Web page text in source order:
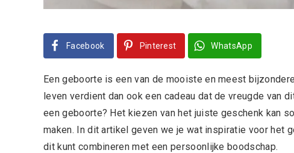
Facebook Pinterest WhatsApp
Een geboorte is een van de mooiste en meest
leven verdient dan ook een cadeau dat de vreugde van
een geboorte? Het kiezen van het juiste geschenk kan
maken. In dit artikel geven we je wat inspiratie voor het
dit kunt combineren met een persoonlijke boodschap.